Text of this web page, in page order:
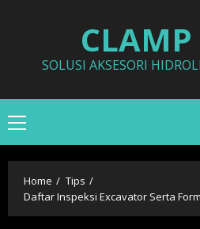
SOLUSI AKSESORI
Primary
Menu
Home
Tips
Daftar Inspeksi Excavator Serta